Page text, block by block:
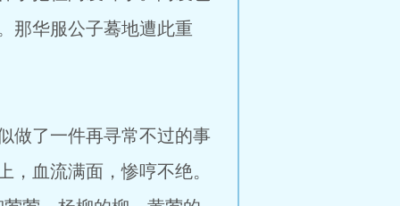
那华服公子蓦地遭此重
了一件再寻常不过的事
血流满面，惨哼不绝。